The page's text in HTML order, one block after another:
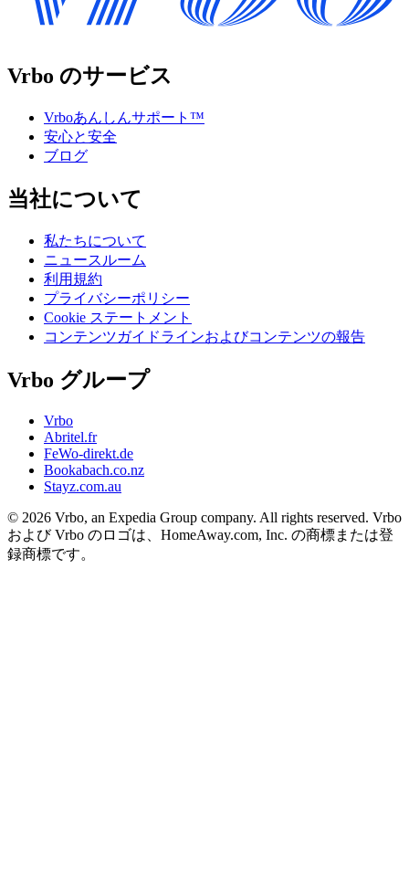
Vrbo のサービス
Vrboあんしんサポート™
安心と安全
ブログ
当社について
私たちについて
ニュースルーム
利用規約
プライバシーポリシー
Cookie ステートメント
コンテンツガイドラインおよびコンテンツの報告
Vrbo グループ
Vrbo
Abritel.fr
FeWo-direkt.de
Bookabach.co.nz
Stayz.com.au
© 2026 Vrbo, an Expedia Group company. All rights reserved. Vrbo
および Vrbo のロゴは、HomeAway.com, Inc. の商標または登
録商標です。